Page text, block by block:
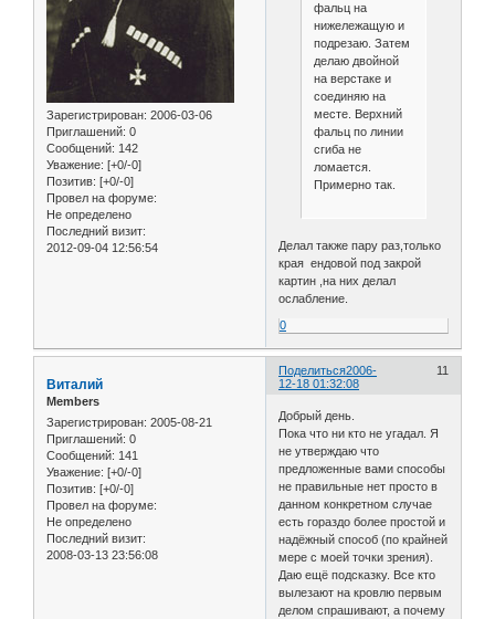
Зарегистрирован: 2006-03-06
Приглашений: 0
Сообщений: 142
Уважение: [+0/-0]
Позитив: [+0/-0]
Провел на форуме:
Не определено
Последний визит:
2012-09-04 12:56:54
фальц на
нижележащую и
подрезаю. Затем
делаю двойной
на верстаке и
соединяю на
месте. Верхний
фальц по линии
сгиба не
ломается.
Примерно так.
Делал также пару раз,только
края ендовой под закрой
картин ,на них делал
ослабление.
0
Поделиться 11
2006-
12-18 01:32:08
Виталий
Members
Зарегистрирован: 2005-08-21
Приглашений: 0
Сообщений: 141
Уважение: [+0/-0]
Позитив: [+0/-0]
Провел на форуме:
Не определено
Последний визит:
2008-03-13 23:56:08
Добрый день.
Пока что ни кто не угадал. Я
не утверждаю что
предложенные вами способы
не правильные нет просто в
данном конкретном случае
есть гораздо более простой и
надёжный способ (по крайней
мере с моей точки зрения).
Даю ещё подсказку. Все кто
вылезают на кровлю первым
делом спрашивают, а почему